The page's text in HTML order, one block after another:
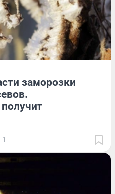
заморозки
1